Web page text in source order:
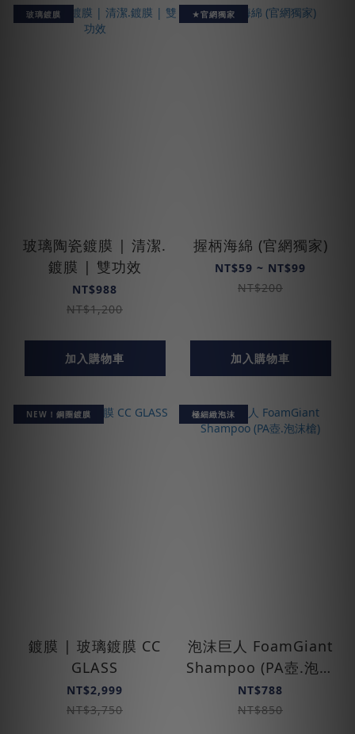
玻璃鍍膜
玻璃陶瓷鍍膜 | 清潔.
鍍膜 | 雙功效
NT$988
NT$1,200
加入購物車
★官網獨家
握柄海綿 (官網獨家)
NT$59 ~ NT$99
NT$200
加入購物車
NEW！鋼圈鍍膜
鍍膜 | 玻璃鍍膜 CC
GLASS
NT$2,999
NT$3,750
極細緻泡沫
泡沫巨人 Foam­Giant
Shampoo (PA壺.泡沫
槍)
NT$788
NT$850